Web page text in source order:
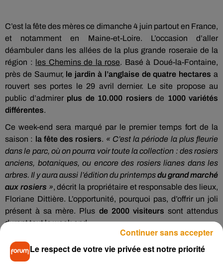
C’est la fête des mères ce dimanche 4 juin partout en France,
et notamment en Maine-et-Loire. L’occasion d’aller
déambuler dans les allées de la plus grande roseraie de la
région : les Chemins de la rose. Basé à Doué-la-Fontaine,
près de Saumur, le jardin à l’anglaise de quatre hectares a
rouvert ses portes le 29 avril dernier. Le site propose au
public d’admirer plus de 10.000 rosiers de 1000 variétés
différentes.
Ce week-end sera marqué par le premier temps fort de la
saison : la fête des rosiers. « C’est la période la plus fleurie
dans le parc, où on pourra voir toute la collection : des rosiers
anciens, botaniques, ou encore des rosiers lianes dans les
arbres. Il y aura aussi l’édition du printempsdu grand marché
aux rosiers », décrit la propriétaire et responsable des lieux,
Floriane Dittière. L’opportunité, pourquoi pas, d’offrir un joli
présent à sa mère. Plus de 2000 visiteurs sont attendus
durant tout le week-end.
"Il faut qu’on arrête d’acheter des
Le respect de votre vie privée est notre priorité
Continuer sans accepter